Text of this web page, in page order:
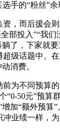
手的“粉丝”余
，而后援会则
部投入”“我
了，下家就
级话题中。
消费。
不同预算的
“0-50元”预算
加“额外预算
业绩一样，